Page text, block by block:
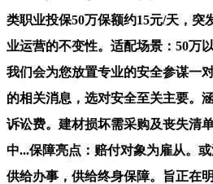
类职业投保50万保额约15元/天，突
业运营的不变性。适配场景：50万
我们会为您放置专业的安全参谋一
的相关消息，选对安全至关主要。
诉讼费。建材损坏需采购及丧失清
中...保障亮点：赔付对象为雇从。
供给办事，供给终身保障。旨正在